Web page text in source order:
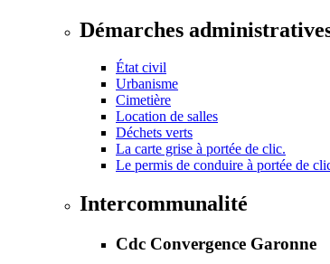
Démarches
État civil
Urbanisme
Cimetière
Location de salles
Déchets verts
La carte grise à portée de clic.
Le permis de conduire à portée de
Intercommunalité
Cdc Convergence Garonne